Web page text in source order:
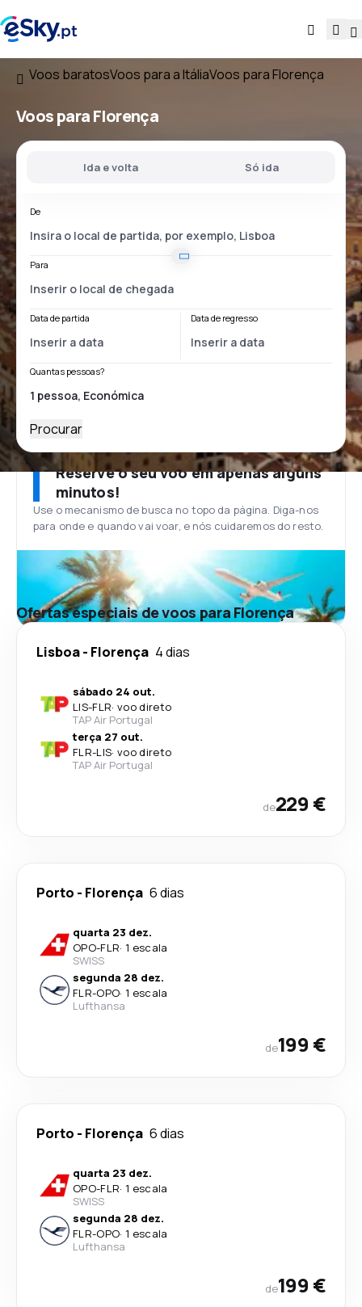
Voos baratosVoos para a ItáliaVoos para Florença
Voos para Florença
Ida e volta Só ida
De
Para
Data de partida Data de regresso
Quantas pessoas?
Procurar
Reserve o seu voo em apenas alguns
minutos!
Use o mecanismo de busca no topo da página. Diga-nos
para onde e quando vai voar, e nós cuidaremos do resto.
Ofertas especiais de voos para Florença
Lisboa- Florença 4 dias
sábado 24 out.
LIS-FLR· voo direto
TAP Air Portugal
terça 27 out.
FLR-LIS· voo direto
TAP Air Portugal
de229 €
Porto - Florença 6 dias
quarta 23 dez.
OPO-FLR· 1 escala
SWISS
segunda 28 dez.
FLR-OPO· 1 escala
Lufthansa
de199 €
Porto - Florença 6 dias
quarta 23 dez.
OPO-FLR· 1 escala
SWISS
segunda 28 dez.
FLR-OPO· 1 escala
Lufthansa
de199 €